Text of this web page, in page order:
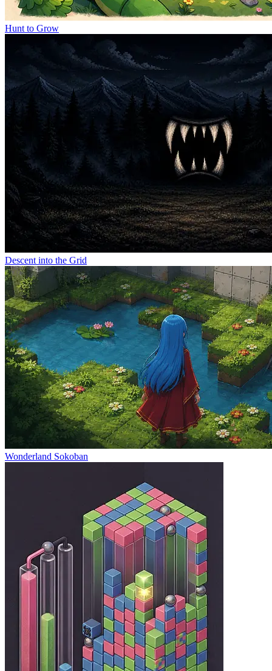
Hunt to Grow
Descent into the Grid
Wonderland Sokoban